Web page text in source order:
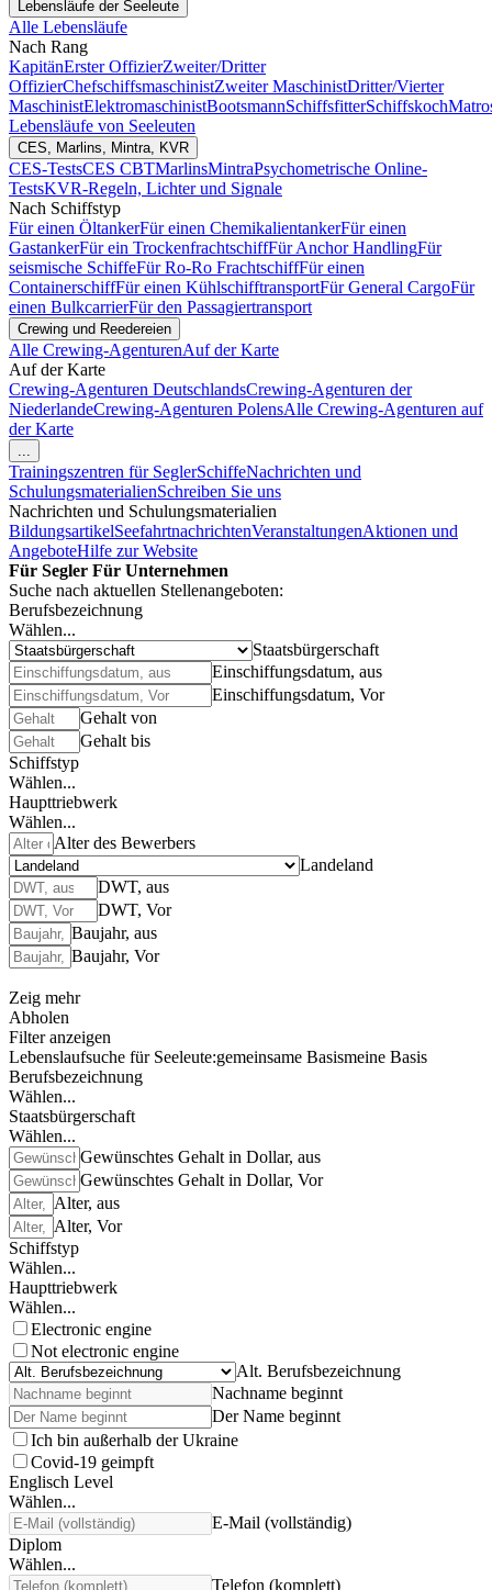
Lebensläufe der Seeleute
Alle Lebensläufe
Nach Rang
KapitänErster OffizierZweiter/Dritter
OffizierChefschiffsmaschinistZweiter MaschinistDritter/Vierter
MaschinistElektromaschinistBootsmannSchiffsfitterSchiffskoch
Lebensläufe von Seeleuten
CES, Marlins, Mintra, KVR
CES-TestsCES CBTMarlinsMintraPsychometrische Online-
TestsKVR-Regeln, Lichter und Signale
Nach Schiffstyp
Für einen ÖltankerFür einen ChemikalientankerFür einen
GastankerFür ein TrockenfrachtschiffFür Anchor HandlingFür
seismische SchiffeFür Ro-Ro FrachtschiffFür einen
ContainerschiffFür einen KühlschifftransportFür General CargoFür
einen BulkcarrierFür den Passagiertransport
Crewing und Reedereien
Alle Crewing-AgenturenAuf der Karte
Auf der Karte
Crewing-Agenturen DeutschlandsCrewing-Agenturen der
NiederlandeCrewing-Agenturen PolensAlle Crewing-Agenturen auf
der Karte
...
Trainingszentren für SeglerSchiffeNachrichten und
SchulungsmaterialienSchreiben Sie uns
Nachrichten und Schulungsmaterialien
BildungsartikelSeefahrtnachrichtenVeranstaltungenAktionen und
AngeboteHilfe zur Website
Für Segler Für Unternehmen
Suche nach aktuellen Stellenangeboten:
Berufsbezeichnung
Wählen...
Staatsbürgerschaft
Einschiffungsdatum, aus
Einschiffungsdatum, Vor
Gehalt von
Gehalt bis
Schiffstyp
Wählen...
Haupttriebwerk
Wählen...
Alter des Bewerbers
Landeland
DWT, aus
DWT, Vor
Baujahr, aus
Baujahr, Vor
Zeig mehr
Abholen
Filter anzeigen
Lebenslaufsuche für Seeleute:gemeinsame Basismeine Basis
Berufsbezeichnung
Wählen...
Staatsbürgerschaft
Wählen...
Gewünschtes Gehalt in Dollar, aus
Gewünschtes Gehalt in Dollar, Vor
Alter, aus
Alter, Vor
Schiffstyp
Wählen...
Haupttriebwerk
Wählen...
Electronic engine
Not electronic engine
Alt. Berufsbezeichnung
Nachname beginnt
Der Name beginnt
Ich bin außerhalb der Ukraine
Covid-19 geimpft
Englisch Level
Wählen...
E-Mail (vollständig)
Diplom
Wählen...
Telefon (komplett)